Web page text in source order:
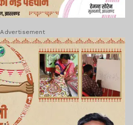
Advertisement